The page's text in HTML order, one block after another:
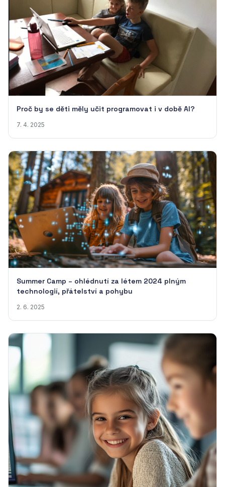
Proč by se děti měly učit programovat i v době AI?
7. 4. 2025
Summer Camp – ohlédnutí za létem 2024 plným
technologií, přátelství a pohybu
2. 6. 2025